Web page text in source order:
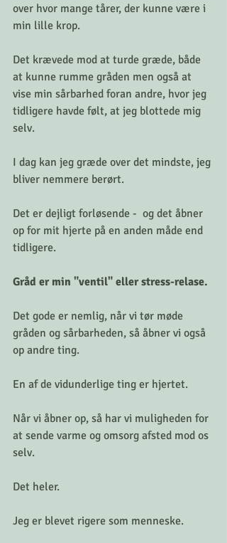
over hvor mange tårer, der kunne være i
min lille krop.
Det krævede mod at turde græde, både
at kunne rumme gråden men også at
vise min sårbarhed foran andre, hvor jeg
tidligere havde følt, at jeg blottede mig
selv.
I dag kan jeg græde over det mindste, jeg
bliver nemmere berørt.
Det er dejligt forløsende -  og det åbner
op for mit hjerte på en anden måde end
tidligere.
Gråd er min "ventil" eller stress-relase.
Det gode er nemlig, når vi tør møde
gråden og sårbarheden, så åbner vi også
op andre ting.
En af de vidunderlige ting er hjertet.
Når vi åbner op, så har vi muligheden for
at sende varme og omsorg afsted mod os
selv.
Det heler.
Jeg er blevet rigere som menneske.